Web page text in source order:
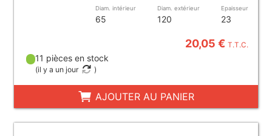
Diam. intérieur
65
Diam. extérieur
120
Epaisseur
23
20,05 €T.T.C.
11 pièces en stock
(il y a un jour )
AJOUTER AU PANIER